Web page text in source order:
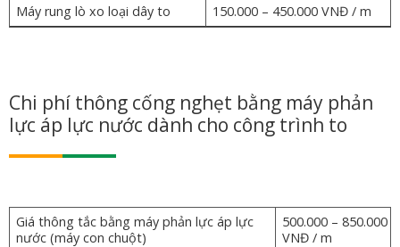
Máy rung lò xo loại dây to
150.000 – 450.000 VNĐ / m
Chi phí thông cống nghẹt bằng máy phản
lực áp lực nước dành cho công trình to
Giá thông tắc bằng máy phản lực áp lực
nước (máy con chuột)
500.000 – 850.000
VNĐ / m